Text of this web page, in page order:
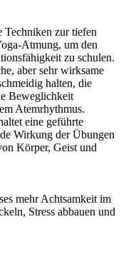
Techniken zur tiefen
Atmung, um den
zu schulen.
aber sehr wirksame
halten, die
Beweglichkeit
Atemrhythmus.
eine geführte
Wirkung der Übungen
Körper, Geist und
mehr Achtsamkeit im
Stress abbauen und